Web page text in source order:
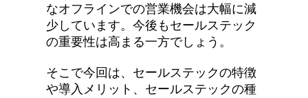
なオフラインでの営業機会は大幅に減
少しています。今後もセールステック
の重要性は高まる一方でしょう。
そこで今回は、セールステックの特徴
や導入メリット、セールステックの種